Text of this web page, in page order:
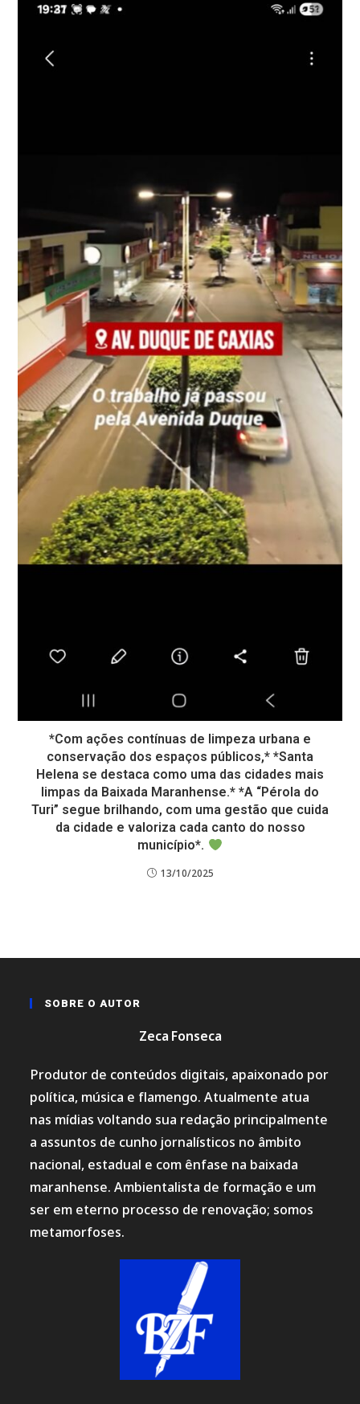
*Com ações contínuas de limpeza urbana e
conservação dos espaços públicos,* *Santa
Helena se destaca como uma das cidades mais
limpas da Baixada Maranhense.* *A “Pérola do
Turi” segue brilhando, com uma gestão que cuida
da cidade e valoriza cada canto do nosso
município*.
13/10/2025
SOBRE O AUTOR
Zeca Fonseca
Produtor de conteúdos digitais, apaixonado por
política, música e flamengo. Atualmente atua
nas mídias voltando sua redação principalmente
a assuntos de cunho jornalísticos no âmbito
nacional, estadual e com ênfase na baixada
maranhense. Ambientalista de formação e um
ser em eterno processo de renovação; somos
metamorfoses.